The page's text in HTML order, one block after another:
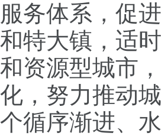
服务体系，促
和特大镇，适
和资源型城市
化，努力推动
个循序渐进、